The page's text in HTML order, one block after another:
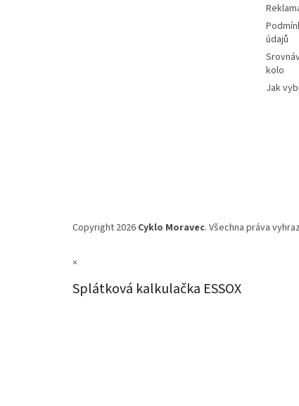
údajů
kolo
Jak
Copyright 2026 Cyklo Moravec. Všechna práva
×
Splátková kalkulačka ESSOX